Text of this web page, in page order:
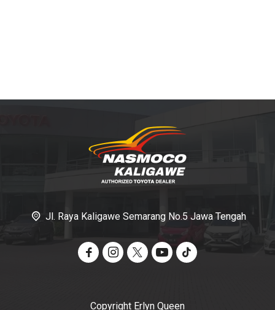
Jl. Raya Kaligawe Semarang No.5 Jawa Tengah
Copyright Erlyn Queen